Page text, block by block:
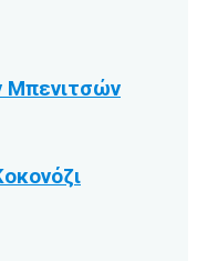
Μπενιτσών